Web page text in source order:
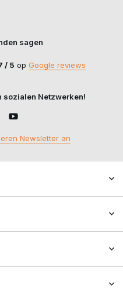
sagen
/ 5 op Google reviews
sozialen Netzwerken!
Newsletter an